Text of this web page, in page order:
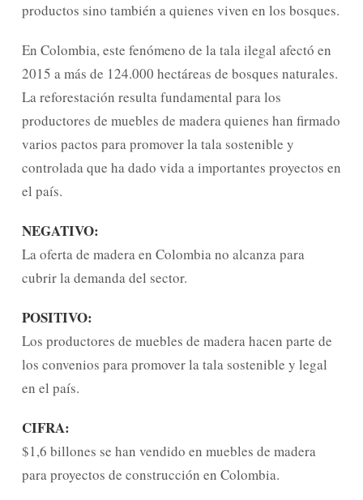
productos sino también a quienes viven en los bosques.
En Colombia, este fenómeno de la tala ilegal afectó en
2015 a más de 124.000 hectáreas de bosques naturales.
La reforestación resulta funda­mental para los
productores de muebles de madera quienes han firmado
varios pactos para promover la tala sostenible y
controlada que ha dado vida a importantes proyectos en
el país.
NEGATIVO:
La oferta de madera en Colombia no alcanza para
cubrir la demanda del sector.
POSITIVO:
Los productores de muebles de madera hacen parte de
los convenios para promover la tala sostenible y legal
en el país.
CIFRA:
$1,6 billones se han vendido en muebles de madera
para proyectos de construcción en Colombia.